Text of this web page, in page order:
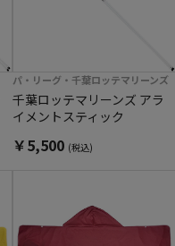
パ・リーグ・千葉ロッテマリーンズ
千葉ロッテマリーンズ アラ
イメントスティック
￥5,500 (税込)